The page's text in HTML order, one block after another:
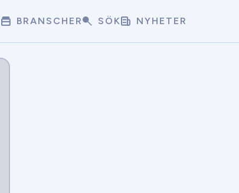
BRANSCHER SÖK NYHETER